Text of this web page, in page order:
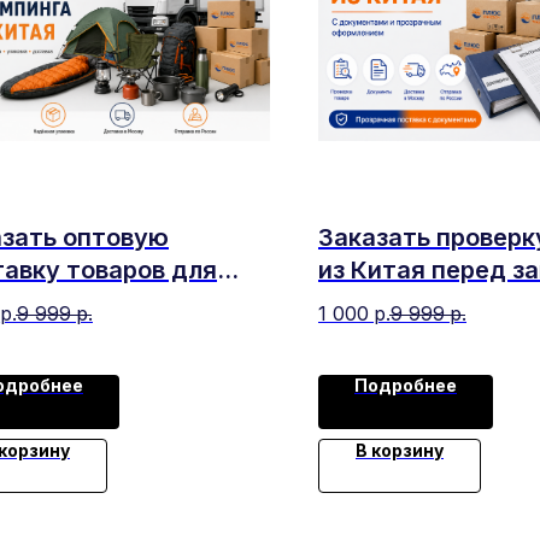
оптовую
товаров для
и кемпинга из
р.9 999 р.
Заказать
из Китая перед
1 000 р.9 999 р.
Подробнее
В корзину